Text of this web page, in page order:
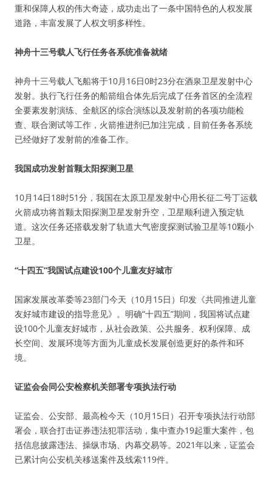
重和保障人权的伟大奇迹，成功走出了一条中国特色的人权发展
道路，丰富发展了人权文明多样性。
神舟十三号载人飞行任务各系统准备就绪
神舟十三号载人飞船将于10月16日0时23分在酒泉卫星发射中心
发射。执行飞行任务的船箭组合体先后完成了任务首区的全流程
全要素发射演练、全航区的综合演练以及发射前的各项功能检
查、联合测试等工作，火箭推进剂已加注完成，目前任务各系统
已经做好了发射前的准备工作。
我国成功发射首颗太阳探测卫星
10月14日18时51分，我国在太原卫星发射中心用长征二号丁运载
火箭成功将首颗太阳探测卫星发射升空，卫星顺利进入预定轨
道。这次任务还搭载发射了轨道大气密度探测试验卫星等10颗小
卫星。
“十四五”我国试点建设100个儿童友好城市
国家发展改革委等23部门今天（10月15日）印发《共同推进儿童
友好城市建设的指导意见》。明确“十四五”期间，我国将试点建
设100个儿童友好城市，从社会政策、公共服务、权利保障、成
长空间、发展环境等方面为儿童成长发展创造更好的条件和环
境。
证监会会同公安检察机关部署专项执法行动
证监会、公安部、最高检今天（10月15日）召开专项执法行动部
署会，联合打击证券违法犯罪活动，集中查办19起重大案件，包
括信息披露违法、操纵市场、内幕交易等。2021年以来，证监会
已累计向公安机关移送案件及线索119件。